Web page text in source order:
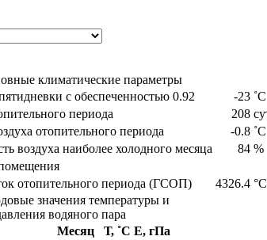
климатические параметры
с обеспеченностью 0.92
-23 ˚С
периода
208
отопительного периода
-0.8 ˚С
воздуха наиболее холодного месяца
84 %
отопительного периода (ГСОП)
4326.4
значения температуры и
водяного пара
Месяц Т, ˚С E, гПа